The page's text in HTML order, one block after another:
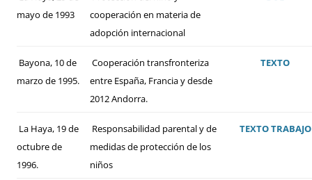
mayo de 1993
cooperación en materia de
adopción internacional
Bayona, 10 de
marzo de 1995.
Cooperación transfronteriza
entre España, Francia y desde
2012 Andorra.
TEXTO
La Haya, 19 de
octubre de
1996.
Responsabilidad parental y de
medidas de protección de los
niños
TEXTOTRABAJO